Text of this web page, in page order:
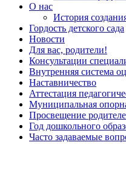
О нас
История
Гордость детского сада
Новости
Для вас, родители!
Консультации
Внутренняя система
Наставничество
Аттестация
Муниципальная
Просвещение
Год дошкольного
Часто задаваемые